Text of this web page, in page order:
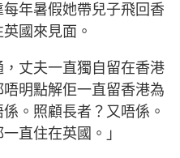
年暑假她帶兒子飛回香
國來見面。
丈夫一直獨自留在香港
明點解佢一直留香港為
。照顧長者？又唔係。
直住在英國。」